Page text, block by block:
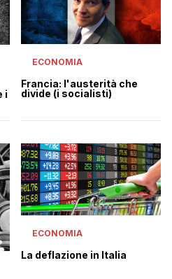
i
ECONOMIA
Francia: l'austerità che
divide (i socialisti)
ECONOMIA
La deflazione in Italia